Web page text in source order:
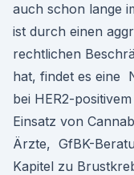
auch schon lange
ist durch einen
rechtlichen
hat, findet es eine
bei HER2-
Einsatz von
Ärzte, GfBK-
Kapitel zu